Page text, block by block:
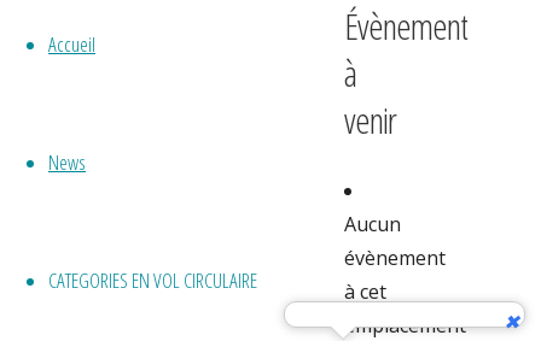
Accueil
News
CATEGORIES EN VOL CIRCULAIRE
Évènement
à
venir
Aucun
évènement
à cet
emplacement